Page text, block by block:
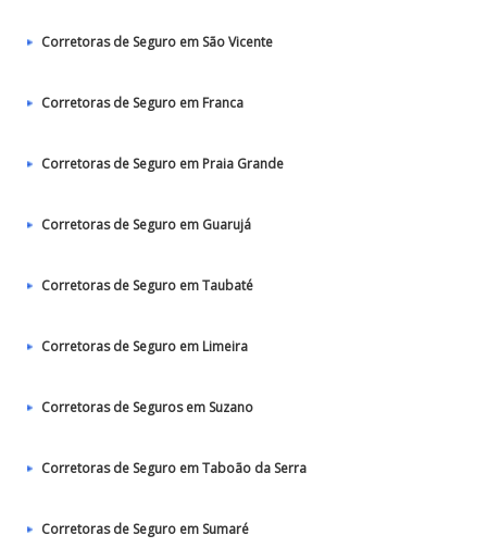
Corretoras de Seguro em São Vicente
Corretoras de Seguro em Franca
Corretoras de Seguro em Praia Grande
Corretoras de Seguro em Guarujá
Corretoras de Seguro em Taubaté‎
Corretoras de Seguro em Limeira
Corretoras de Seguros em Suzano
Corretoras de Seguro em Taboão da Serra
Corretoras de Seguro em Sumaré